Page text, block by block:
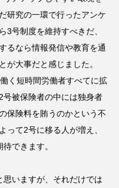
研究の一環で行ったアンケ
3号制度を維持すべきだ、
るなら情報発信や教育を通
が大事だと感じました。
く短時間労働者すべてに拡
被保険者の中には独身者
保険料を賄うのかという不
って2号に移る人が増え、
できます。
思いますが、それだけでは